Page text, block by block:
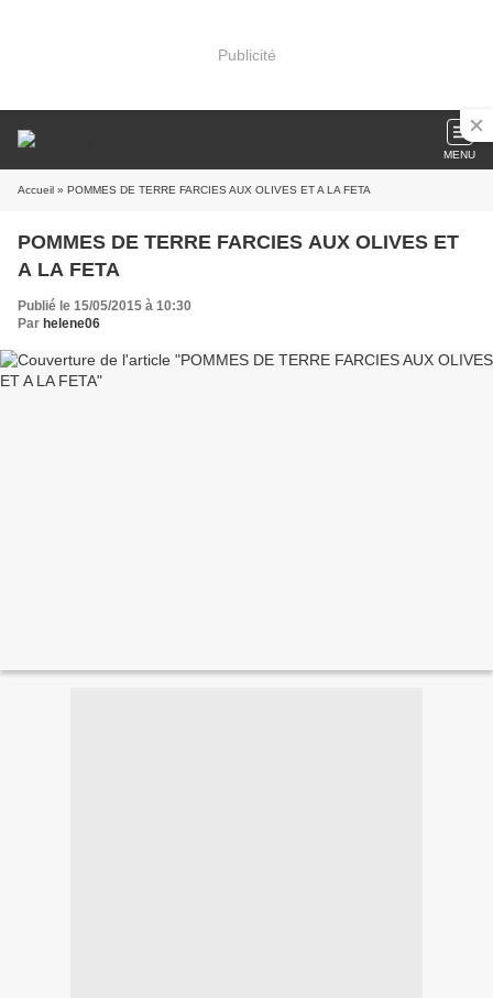
Publicité
MENU
Accueil » POMMES DE TERRE FARCIES AUX OLIVES ET A LA FETA
POMMES DE TERRE FARCIES AUX OLIVES ET
A LA FETA
Publié le 15/05/2015 à 10:30
Par helene06